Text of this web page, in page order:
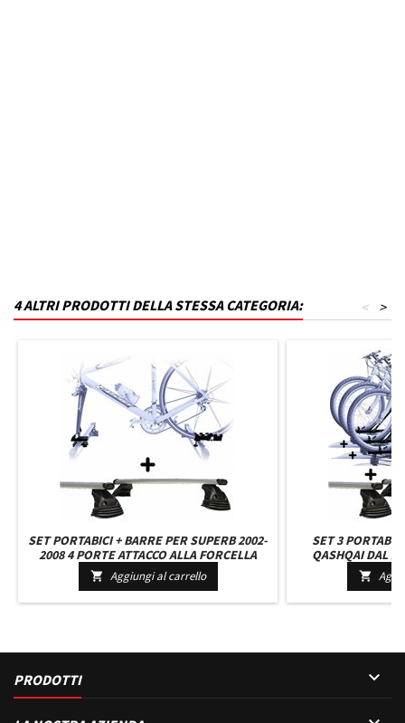
4 ALTRI PRODOTTI DELLA STESSA CATEGORIA: >
<
SET PORTABICI + BARRE PER SUPERB 2002-
2008 4 PORTE ATTACCO ALLA FORCELLA
UNIVERSALE BARRE 127 CM C/KIT ATTACCHI
MONTAGGIO FACILE
 Aggiungi al carrello
SET 3
QASHQAI DAL
ROBUSTI
ATTACCHI

PRODOTTI 